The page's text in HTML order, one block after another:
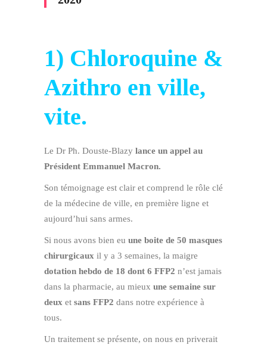
1) Chloroquine &
Azithro en ville,
vite.
Le Dr Ph. Douste-Blazy lance un appel au
Président Emmanuel Macron.
Son témoignage est clair et comprend le rôle clé
de la médecine de ville, en première ligne et
aujourd’hui sans armes.
Si nous avons bien eu une boite de 50 masques
chirurgicaux il y a 3 semaines, la maigre
dotation hebdo de 18 dont 6 FFP2 n’est jamais
dans la pharmacie, au mieux une semaine sur
deux et sans FFP2 dans notre expérience à
tous.
Un traitement se présente, on nous en priverait